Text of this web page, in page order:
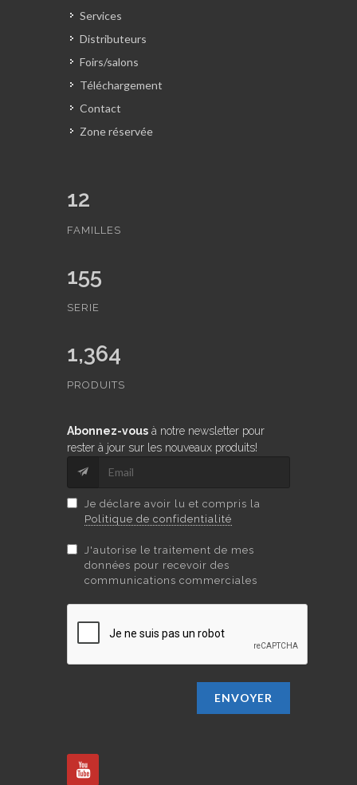
Services
Distributeurs
Foirs/salons
Téléchargement
Contact
Zone réservée
12
FAMILLES
155
SERIE
1,364
PRODUITS
Abonnez-vous à notre newsletter pour
rester à jour sur les nouveaux produits!
Je déclare avoir lu et compris la
Politique de confidentialité
J'autorise le traitement de mes
données pour recevoir des
communications commerciales
ENVOYER